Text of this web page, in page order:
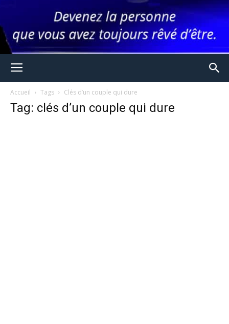
Accueil Tags Clés d’un couple qui dure
Tag: clés d’un couple qui dure